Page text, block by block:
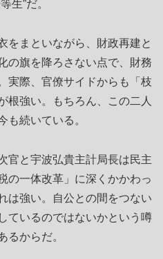
生”だ。
をまといながら、財政再建と
の旗を降ろさない点で、財務
実際、官僚サイドからも「枝
根強い。もちろん、この二人
も続いている。
官と宇波弘貴主計局長は民主
の一体改革」に深くかかわっ
は強い。自公との間をつない
ているのではないかという噂
るからだ。